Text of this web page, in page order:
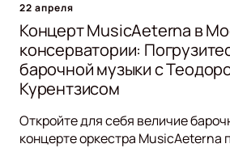
22 апреля
Концерт MusicAeterna в
консерватории:
барочной музыки с
Курентзисом
Откройте для себя величие
концерте оркестра MusicAeterna